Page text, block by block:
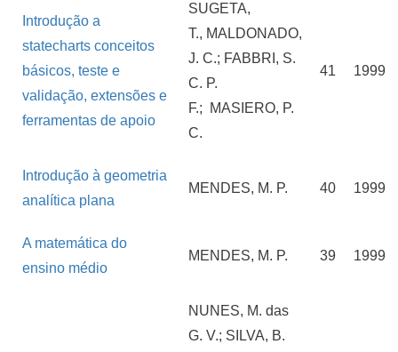
Introdução a
statecharts conceitos
básicos, teste e
validação, extensões e
ferramentas de apoio
SUGETA,
T., MALDONADO,
J. C.; FABBRI, S.
C. P.
F.; MASIERO, P.
C.
41 1999
Introdução à geometria
analítica plana
MENDES, M. P. 40 1999
A matemática do
ensino médio
MENDES, M. P. 39 1999
NUNES, M. das
G. V.; SILVA, B.